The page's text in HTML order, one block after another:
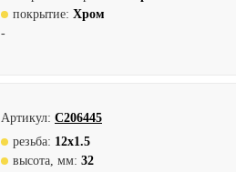
покрытие: Хром
-
Артикул: C206445
резьба: 12х1.5
высота, мм: 32